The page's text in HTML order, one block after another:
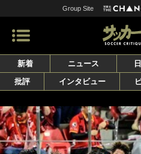
Group Site
新着 ニュース
批評
インタビュー